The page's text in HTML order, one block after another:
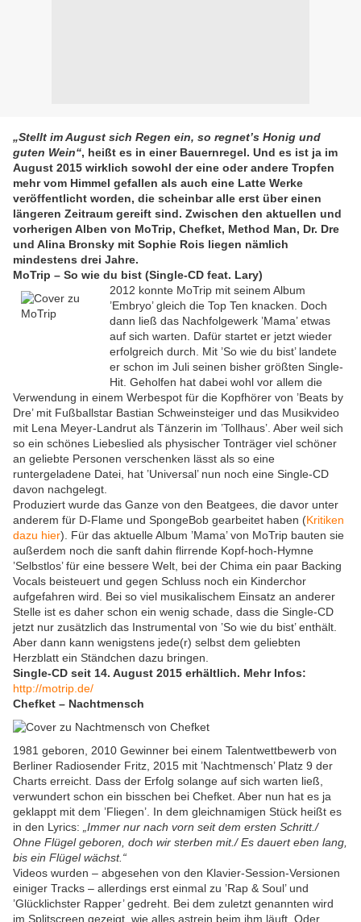
„Stellt im August sich Regen ein, so regnet’s Honig und
guten Wein“, heißt es in einer Bauernregel. Und es ist ja im
August 2015 wirklich sowohl der eine oder andere Tropfen
mehr vom Himmel gefallen als auch eine Latte Werke
veröffentlicht worden, die scheinbar alle erst über einen
längeren Zeitraum gereift sind. Zwischen den aktuellen und
vorherigen Alben von MoTrip, Chefket, Method Man, Dr. Dre
und Alina Bronsky mit Sophie Rois liegen nämlich
mindestens drei Jahre.
MoTrip – So wie du bist (Single-CD feat. Lary)
2012 konnte MoTrip mit seinem Album
’Embryo’ gleich die Top Ten knacken. Doch
dann ließ das Nachfolgewerk ’Mama’ etwas
auf sich warten. Dafür startet er jetzt wieder
erfolgreich durch. Mit ’So wie du bist’ landete
er schon im Juli seinen bisher größten Single-
Hit. Geholfen hat dabei wohl vor allem die
Verwendung in einem Werbespot für die Kopfhörer von ’Beats by
Dre’ mit Fußballstar Bastian Schweinsteiger und das Musikvideo
mit Lena Meyer-Landrut als Tänzerin im ’Tollhaus’. Aber weil sich
so ein schönes Liebeslied als physischer Tonträger viel schöner
an geliebte Personen verschenken lässt als so eine
runtergeladene Datei, hat ’Universal’ nun noch eine Single-CD
davon nachgelegt.
Produziert wurde das Ganze von den Beatgees, die davor unter
anderem für D-Flame und SpongeBob gearbeitet haben (Kritiken
dazu hier). Für das aktuelle Album ’Mama’ von MoTrip bauten sie
außerdem noch die sanft dahin flirrende Kopf-hoch-Hymne
’Selbstlos’ für eine bessere Welt, bei der Chima ein paar Backing
Vocals beisteuert und gegen Schluss noch ein Kinderchor
aufgefahren wird. Bei so viel musikalischem Einsatz an anderer
Stelle ist es daher schon ein wenig schade, dass die Single-CD
jetzt nur zusätzlich das Instrumental von ’So wie du bist’ enthält.
Aber dann kann wenigstens jede(r) selbst dem geliebten
Herzblatt ein Ständchen dazu bringen.
Single-CD seit 14. August 2015 erhältlich. Mehr Infos:
http://motrip.de/
Chefket – Nachtmensch
1981 geboren, 2010 Gewinner bei einem Talentwettbewerb von
Berliner Radiosender Fritz, 2015 mit ’Nachtmensch’ Platz 9 der
Charts erreicht. Dass der Erfolg solange auf sich warten ließ,
verwundert schon ein bisschen bei Chefket. Aber nun hat es ja
geklappt mit dem ’Fliegen’. In dem gleichnamigen Stück heißt es
in den Lyrics:
„Immer nur nach vorn seit dem ersten Schritt./
Ohne Flügel geboren, doch wir sterben mit./ Es dauert eben lang,
bis ein Flügel wächst.“
Videos wurden – abgesehen von den Klavier-Session-Versionen
einiger Tracks – allerdings erst einmal zu ’Rap & Soul’ und
’Glücklichster Rapper’ gedreht. Bei dem zuletzt genannten wird
im Splitscreen gezeigt, wie alles astrein beim ihm läuft. Oder